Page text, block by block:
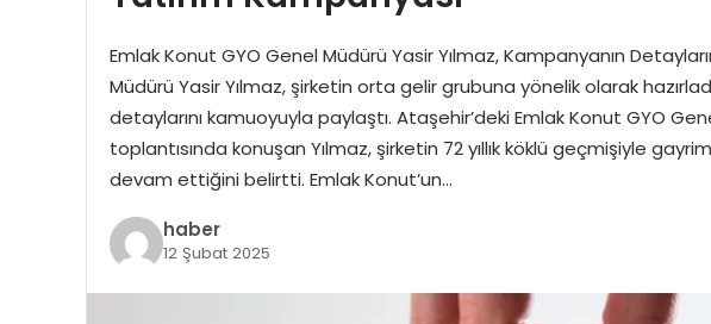
Emlak Konut GYO Genel Müdürü Yasir Yılmaz, Kampanyanın
Müdürü Yasir Yılmaz, şirketin orta gelir grubuna yönelik olarak
detaylarını kamuoyuyla paylaştı. Ataşehir’deki Emlak Konut GYO
toplantısında konuşan Yılmaz, şirketin 72 yıllık köklü geçmişiyle
devam ettiğini belirtti. Emlak Konut’un…
haber
12 Şubat 2025